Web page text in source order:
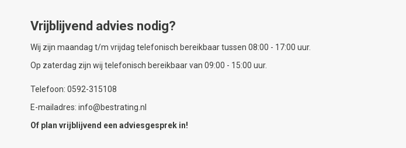
Vrijblijvend advies nodig?
Wij zijn maandag t/m vrijdag telefonisch bereikbaar tussen 08:00 - 17:00 uur.
Op zaterdag zijn wij telefonisch bereikbaar van 09:00 - 15:00 uur.
Telefoon: 0592-315108
E-mailadres: info@bestrating.nl
Of plan vrijblijvend een adviesgesprek in!